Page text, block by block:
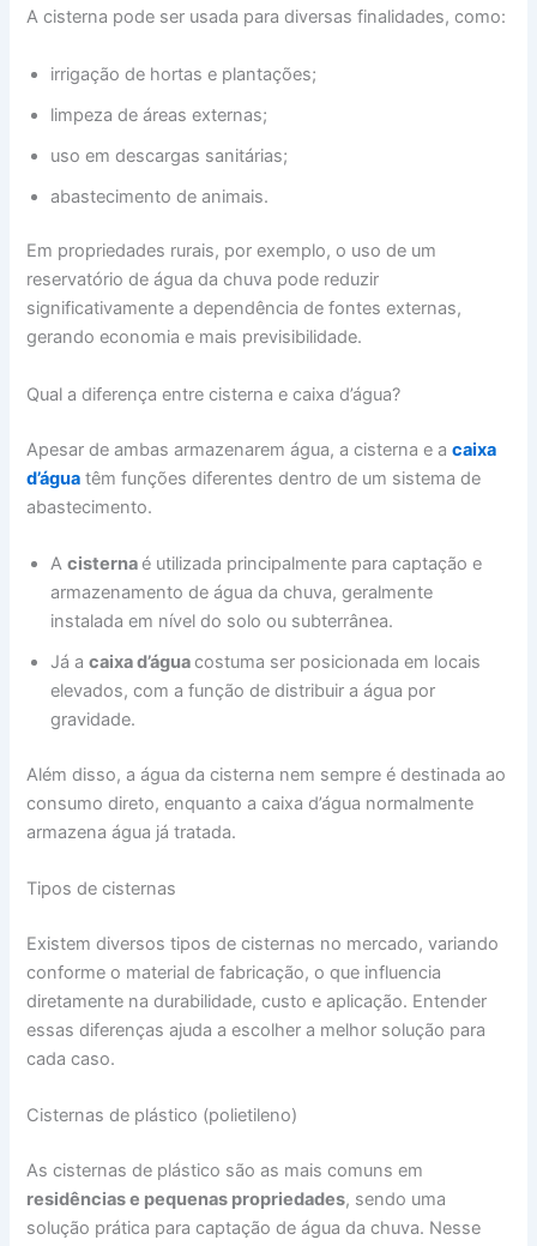
A cisterna pode ser usada para diversas finalidades, como:
irrigação de hortas e plantações;
limpeza de áreas externas;
uso em descargas sanitárias;
abastecimento de animais.
Em propriedades rurais, por exemplo, o uso de um
reservatório de água da chuva pode reduzir
significativamente a dependência de fontes externas,
gerando economia e mais previsibilidade.
Qual a diferença entre cisterna e caixa d’água?
Apesar de ambas armazenarem água, a cisterna e acaixa
d’água têm funções diferentes dentro de um sistema de
abastecimento.
Acisternaé utilizada principalmente para captação e
armazenamento de água da chuva, geralmente
instalada em nível do solo ou subterrânea.
Já acaixa d’águacostuma ser posicionada em locais
elevados, com a função de distribuir a água por
gravidade.
Além disso, a água da cisterna nem sempre é destinada ao
consumo direto, enquanto a caixa d’água normalmente
armazena água já tratada.
Tipos de cisternas
Existem diversos tipos de cisternas no mercado, variando
conforme o material de fabricação, o que influencia
diretamente na durabilidade, custo e aplicação. Entender
essas diferenças ajuda a escolher a melhor solução para
cada caso.
Cisternas de plástico (polietileno)
As cisternas de plástico são as mais comuns em
residências e pequenas propriedades, sendo uma
solução prática para captação de água da chuva. Nesse